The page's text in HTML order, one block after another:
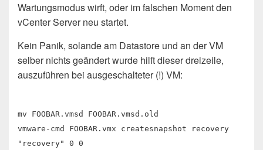
Wartungsmodus wirft, oder im falschen Moment den
vCenter Server neu startet.
Kein Panik, solande am Datastore und an der VM
selber nichts geändert wurde hilft dieser dreizeile,
auszuführen bei ausgeschalteter (!) VM:
mv FOOBAR.vmsd FOOBAR.vmsd.old
vmware-cmd FOOBAR.vmx createsnapshot recovery
"recovery" 0 0